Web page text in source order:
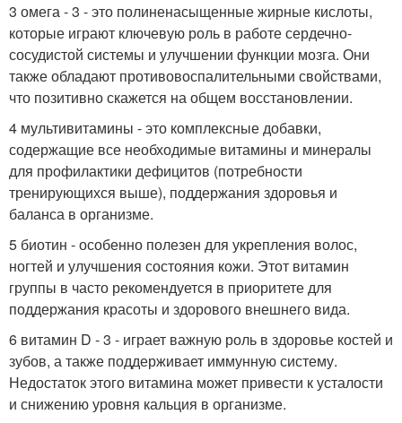
3 омега - 3 - это полиненасыщенные жирные кислоты,
которые играют ключевую роль в работе сердечно-
сосудистой системы и улучшении функции мозга. Они
также обладают противовоспалительными свойствами,
что позитивно скажется на общем восстановлении.
4 мультивитамины - это комплексные добавки,
содержащие все необходимые витамины и минералы
для профилактики дефицитов (потребности
тренирующихся выше), поддержания здоровья и
баланса в организме.
5 биотин - особенно полезен для укрепления волос,
ногтей и улучшения состояния кожи. Этот витамин
группы в часто рекомендуется в приоритете для
поддержания красоты и здорового внешнего вида.
6 витамин D - 3 - играет важную роль в здоровье костей и
зубов, а также поддерживает иммунную систему.
Недостаток этого витамина может привести к усталости
и снижению уровня кальция в организме.